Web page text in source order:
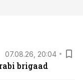
07.08.26, 20:04
brigaad